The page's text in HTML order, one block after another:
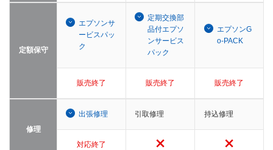
定額保守
エプソンサ
ービスパッ
ク
定期交換部
品付エプソ
ンサービス
パック
エプソンG
o-PACK
販売終了 販売終了 販売終了
修理
出張修理 引取修理 持込修理
対応終了